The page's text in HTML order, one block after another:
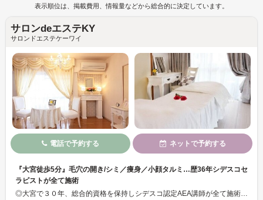
表示順位は、掲載費用、情報量などから総合的に決定しています。
サロンdeエステKY
サロンドエステケーワイ
電話で予約する ネットで予約する
『大宮徒歩5分』毛穴の開き/シミ／痩身／小顔タルミ…歴36年シデスコセ
ラピストが全て施術
◎大宮で３０年、総合的資格を保持しシデスコ認定AEA講師が全て施術♪濃いシミ取り/シワ/たるみ/小顔/_痩身/光脱毛・電気脱毛/アロマセラピーなど女性やメンズもお悩みを解決し、癒しと効果を重視し美しさが叶う！ダイヤモンドピーリングは角質と皮脂の詰まりを同時に除去、毛穴開きやニキビ、肌のザラツキに効果的☆丁寧なカウンセリングと確かな知識・技術でワンランク上の効果を施術ご提供します